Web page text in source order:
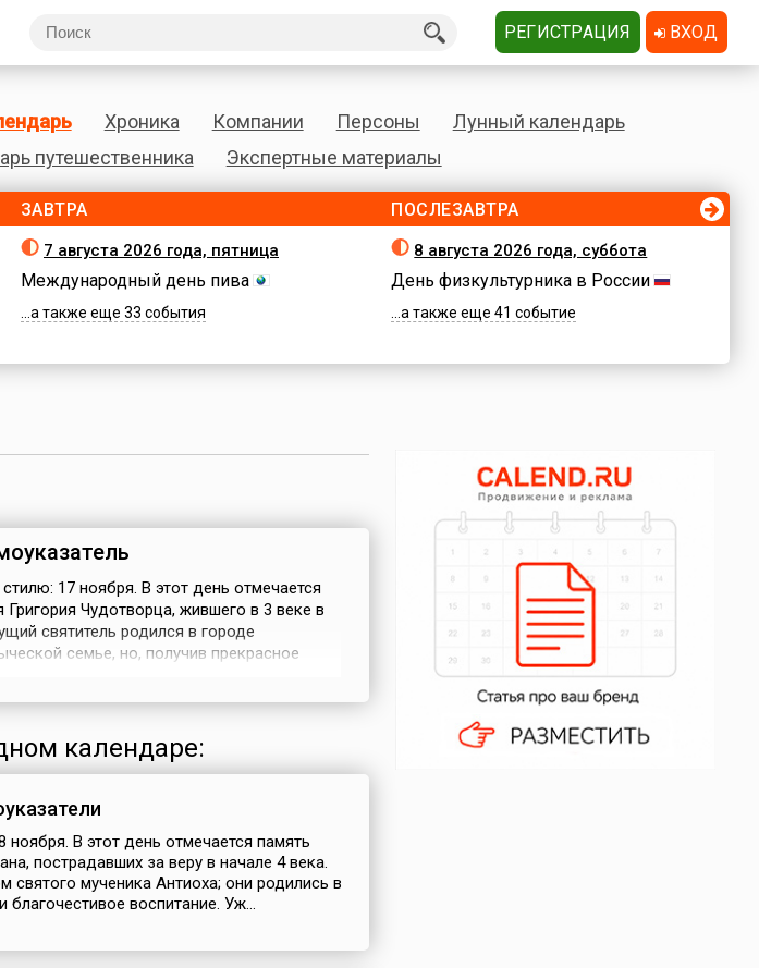
Хроника Компании Персоны
Лунный календарь
путешественника Экспертные материалы
ЗАВТРА
7 августа 2026 года, пятница
Международный день пива
...а также еще 33 события
ПОСЛЕЗАВТРА
8 августа 2026 года, суббота
День физкультурника в России
...а также еще 41 событие
17 ноября. В этот день отмечается
Григория Чудотворца, жившего в 3 веке в
святитель родился в городе
семье, но, получив прекрасное
ж...
календаре:
В этот день отмечается память
пострадавших за веру в начале 4 века.
святого мученика Антиоха; они родились в
благочестивое воспитание. Уж...
РЕГИСТРАЦИЯ ВХОД